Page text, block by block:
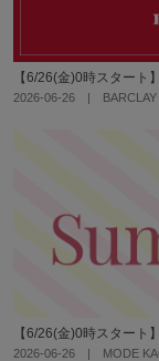
【6/26(金)0時スタート
2026-06-26 | BARCLAY
【6/26(金)0時スタート
2026-06-26 | MODE